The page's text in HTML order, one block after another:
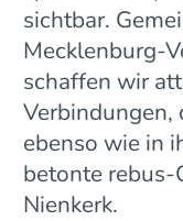
sichtbar.
Mecklenburg-
schaffen wir
Verbindungen,
ebenso wie in
betonte rebus-
Nienkerk.